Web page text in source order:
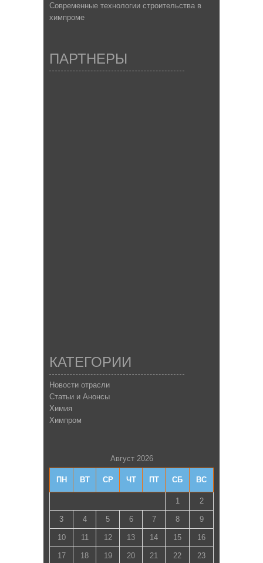
Современные технологии строительства в
химпроме
ПАРТНЕРЫ
КАТЕГОРИИ
Новости отрасли
Статьи и Анонсы
Химия
Химпром
Август 2026
ПН ВТ СР ЧТ ПТ СБ ВС
1 2
3 4 5 6 7 8 9
10 11 12 13 14 15 16
17 18 19 20 21 22 23